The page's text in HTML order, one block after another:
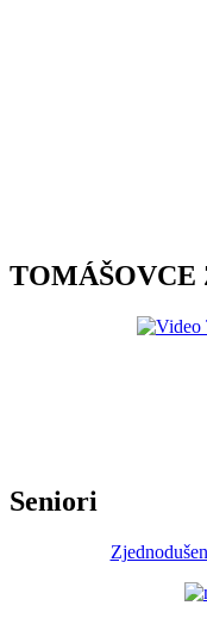
TOMÁŠOVCE
Seniori